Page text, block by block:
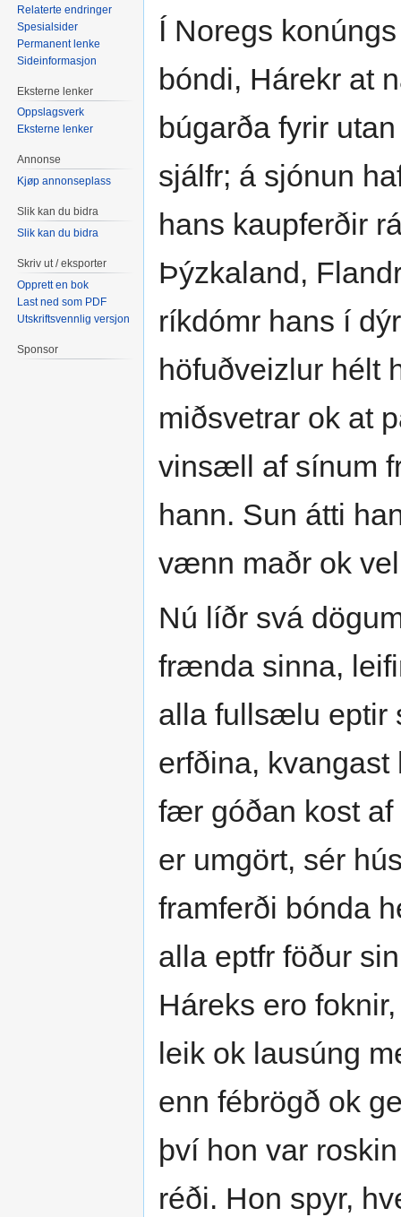
Í Noregs
bóndi, Hárekr at
búgarða fyrir
sjálfr; á sjónun
hans kaupferðir
Þýzkaland,
ríkdómr hans í
höfuðveizlur hélt
miðsvetrar ok at
vinsæll af sínum
hann. Sun átti
vænn maðr ok
Nú líðr svá
frænda sinna,
alla fullsælu eptir
erfðina,
fær góðan kost
er umgört, sér
framferði bónda
alla eptfr föður
Háreks ero
leik ok lausúng
enn fébrögð ok
því hon var
réði. Hon spyr,
Relaterte endringer
Spesialsider
Permanent lenke
Sideinformasjon
Eksterne lenker
Oppslagsverk
Eksterne lenker
Annonse
Kjøp annonseplass
Slik kan du bidra
Slik kan du bidra
Skriv ut / eksporter
Opprett en bok
Last ned som PDF
Utskriftsvennlig versjon
Sponsor